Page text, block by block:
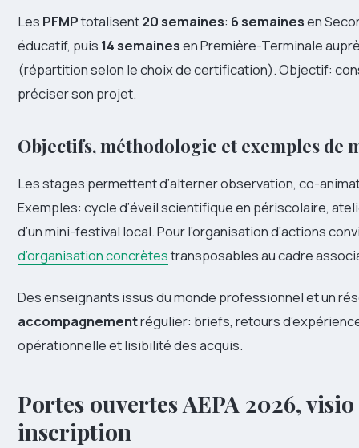
Les PFMPtotalisent20 semaines: 6 semainesen
éducatif, puis 14 semainesen Première-Terminale
(répartition selon le choix de certification). Objectif:
préciser son projet.
Objectifs, méthodologie et exemples de
Les stages permettent d’alterner observation, co-
Exemples: cycle d’éveil scientifique en périscolaire,
d’un mini-festival local. Pour l’organisation d’actions
d’organisation concrètestransposables au cadre
Des enseignants issus du monde professionnel et un
accompagnementrégulier: briefs, retours
opérationnelle et lisibilité des acquis.
Portes ouvertes AEPA 2026,
inscription